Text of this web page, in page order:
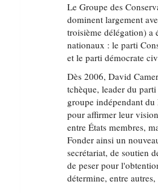
Le Groupe des
dominent largement
troisième délégation) a
nationaux : le parti
et le parti démocrate
Dès 2006, David
tchèque, leader du
groupe indépendant
pour affirmer leur
entre États membres,
Fonder ainsi un
secrétariat, de soutien
de peser pour
détermine, entre